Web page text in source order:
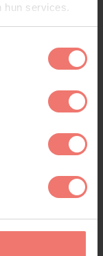
hun services.